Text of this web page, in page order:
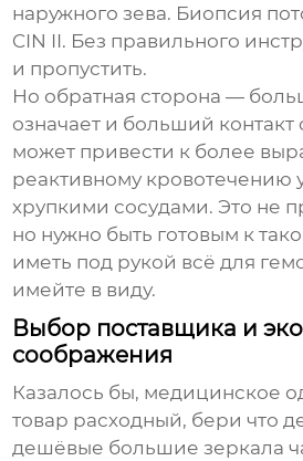
наружного зева. Биопсия
CIN II. Без правильного
и пропустить.
Но обратная сторона —
означает и больший контакт
может привести к более
реактивному кровотечению
хрупкими сосудами. Это не
но нужно быть готовым к
иметь под рукой всё для
имейте в виду.
Выбор поставщика и
соображения
Казалось бы, медицинское
товар расходный, бери что
дешёвые большие зеркала